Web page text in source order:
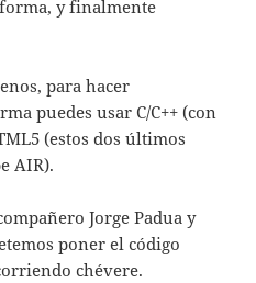
y finalmente
para hacer
puedes usar C/C++ (con
(estos dos últimos
AIR).
Jorge Padua y
poner el código
chévere.